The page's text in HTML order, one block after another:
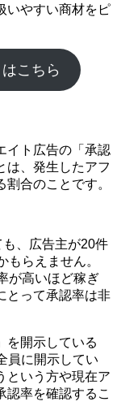
いやすい商材をピ
こちら
イト広告の「承認
は、発生したアフ
合のことです。
、広告主が20件
らえません。
が高いほど稼ぎ
とって承認率は非
を開示している
員に開示してい
という方や現在ア
認率を確認するこ